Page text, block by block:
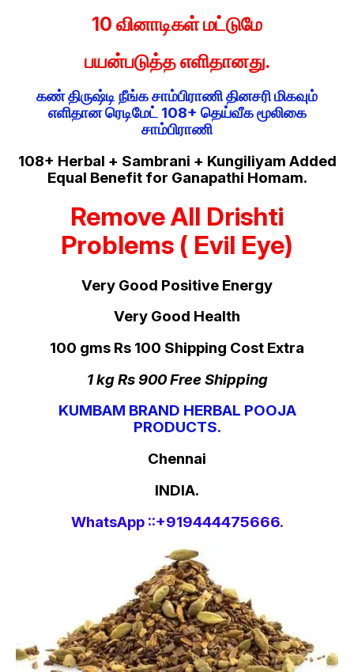
10 வினாடிகள் மட்டுமே
பயன்படுத்த எளிதானது.
கண் திருஷ்டி நீங்க சாம்பிராணி தினசரி மிகவும்
எளிதான ரெடிமேட் 108+ தெய்வீக மூலிகை
சாம்பிராணி
108+ Herbal + Sambrani + Kungiliyam Added
Equal Benefit for Ganapathi Homam.
Remove All Drishti
Problems ( Evil Eye)
Very Good Positive Energy
Very Good Health
100 gms Rs 100 Shipping Cost Extra
1 kg Rs 900 Free Shipping
KUMBAM BRAND HERBAL POOJA
PRODUCTS.
Chennai
INDIA.
WhatsApp ::+919444475666.